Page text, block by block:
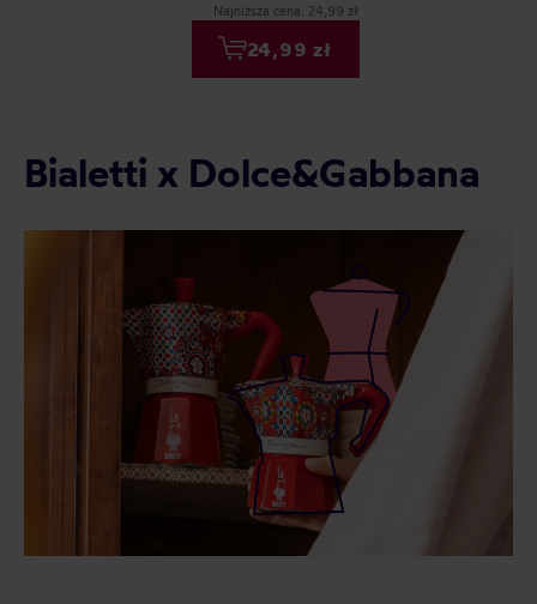
Najniższa cena: 24,99 zł
24,99 zł
Bialetti x Dolce&Gabbana